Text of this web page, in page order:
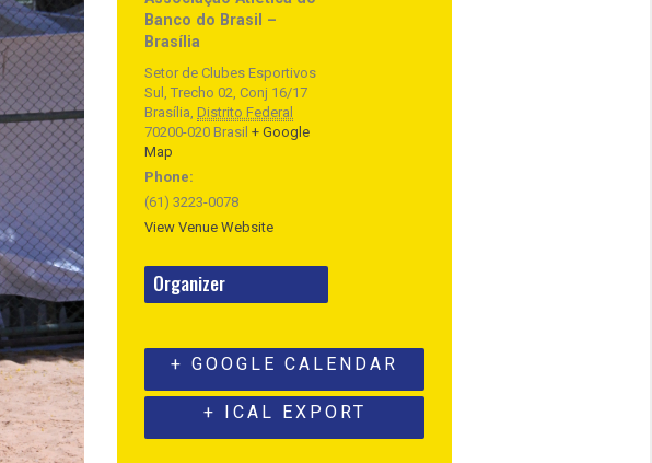
Banco do Brasil –
Brasília
Setor de Clubes Esportivos
Sul, Trecho 02, Conj 16/17
Brasília, Distrito Federal
70200-020 Brasil + Google
Map
Phone:
(61) 3223-0078
View Venue Website
Organizer
+ GOOGLE CALENDAR
+ ICAL EXPORT